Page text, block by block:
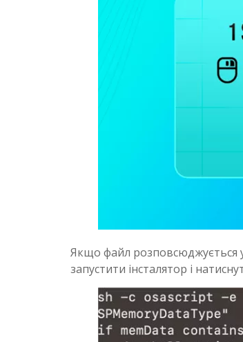
Якщо файл розповсюджується
запустити інсталятор і